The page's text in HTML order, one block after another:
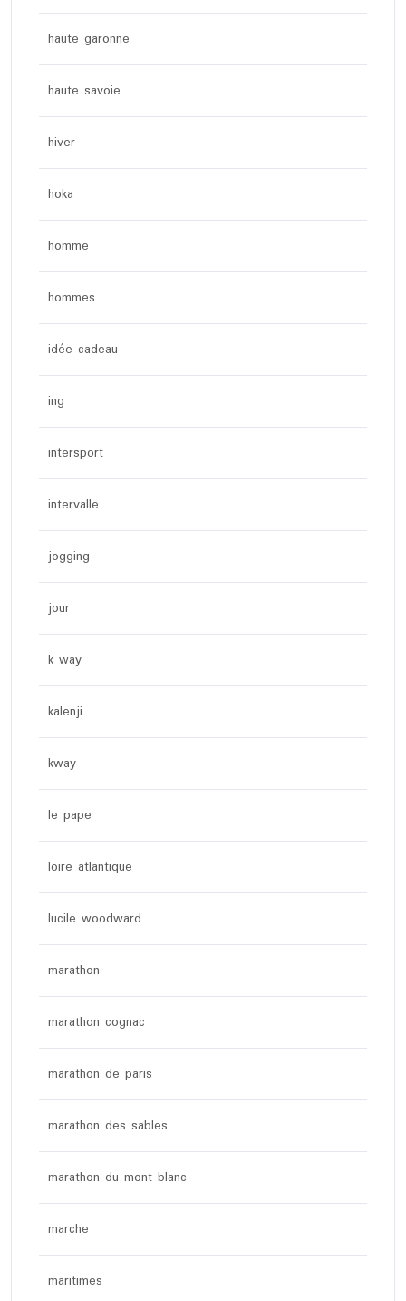
haute garonne
haute savoie
hiver
hoka
homme
hommes
idée cadeau
ing
intersport
intervalle
jogging
jour
k way
kalenji
kway
le pape
loire atlantique
lucile woodward
marathon
marathon cognac
marathon de paris
marathon des sables
marathon du mont blanc
marche
maritimes